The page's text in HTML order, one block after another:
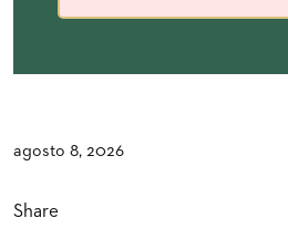
agosto 8, 2026
Share